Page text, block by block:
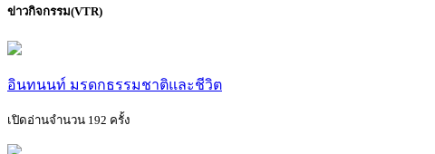
ข่าวกิจกรรม(VTR)
อินทนนท์ มรดกธรรมชาติและชีวิต
เปิดอ่านจำนวน 192 ครั้ง